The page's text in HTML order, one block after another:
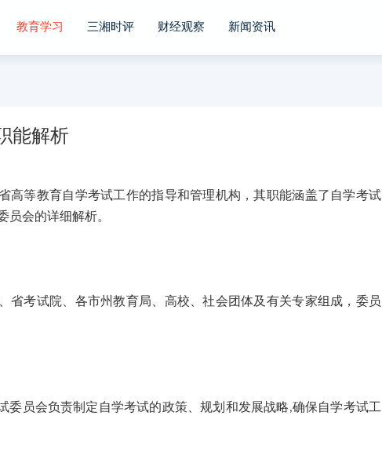
教育学习 三湘时评 财经观察 新闻资讯
能解析
等教育自学考试工作的指导和管理机构，其职能涵盖了自学考试
员会的详细解析。
考试院、各市州教育局、高校、社会团体及有关专家组成，委员
员会负责制定自学考试的政策、规划和发展战略,确保自学考试工